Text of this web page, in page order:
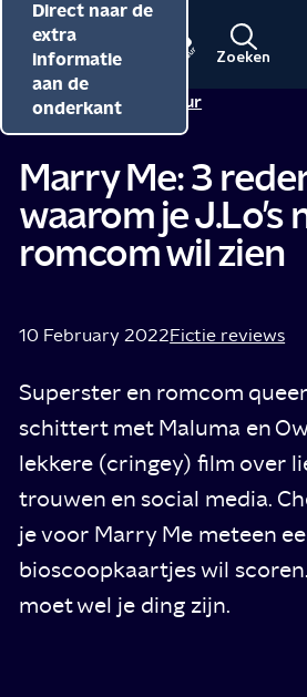
Direct naar de
inhoud
Direct naar de
hoofdnavigatie
Direct naar de
extra
informatie
aan de
onderkant
Menu
Naar
de
NPO
beginpagina
NPO
Cultuur
Zoeken
Redactie NPO Cultuur
Marry Me: 3
waarom je J.Lo’s
romcom wil zien
10 February 2022Fictie reviews
Superster en romcom
schittert met Maluma en
lekkere (cringey) film over
trouwen en social media.
je voor Marry Me meteen
bioscoopkaartjes wil
moet wel je ding zijn.